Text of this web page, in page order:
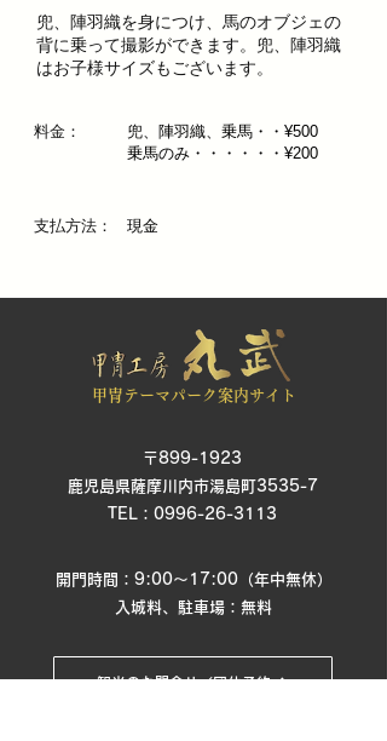
兜、陣羽織を身につけ、馬のオブジェの
背に乗って撮影ができます。兜、陣羽織
はお子様サイズもございます。
料金：
兜、陣羽織、乗馬・・¥500
​乗馬のみ・・・・・・¥200
支払方法： ​現金
甲冑テーマパーク案内サイト
〒899-1923
鹿児島県薩摩川内市湯島町3535-7
​TEL： 0996-26-3113
開門時間：9:00〜17:00（年中無休）
入城料、駐車場：無料
観光のお問合せ／団体予約